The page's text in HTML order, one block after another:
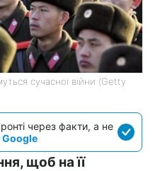
сучасної війни (Getty
через факти, а не
Google
щоб на її